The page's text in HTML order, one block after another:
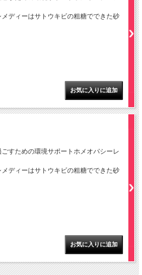
メディーはサトウキビの粗糖でできた砂
すための環境サポートホメオパシーレ
メディーはサトウキビの粗糖でできた砂